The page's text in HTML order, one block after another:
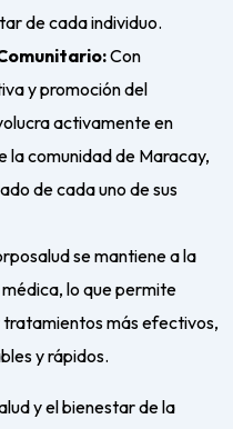
de cada individuo.
Con
y promoción del
activamente en
la comunidad de Maracay,
de cada uno de sus
se mantiene a la
lo que permite
tratamientos más efectivos,
y rápidos.
y el bienestar de la